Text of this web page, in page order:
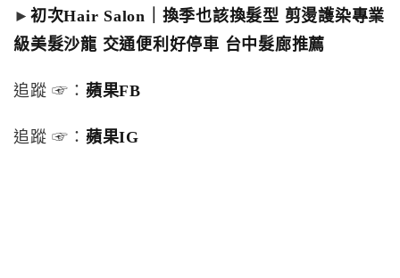
► 初次Hair Salon｜換季也該換髮型 剪燙護染專業
級美髮沙龍 交通便利好停車 台中髮廊推薦
追蹤 ☞： 蘋果FB
追蹤 ☞： 蘋果IG